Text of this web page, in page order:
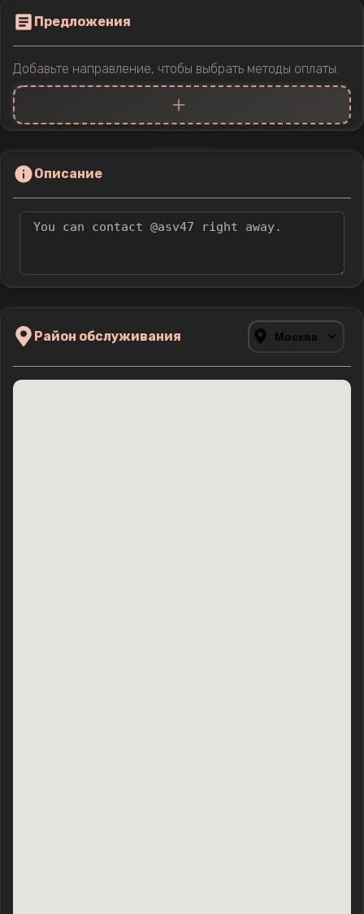
Предложения
Добавьте направление, чтобы выбрать методы оплаты.
Описание
Район обслуживания Москва